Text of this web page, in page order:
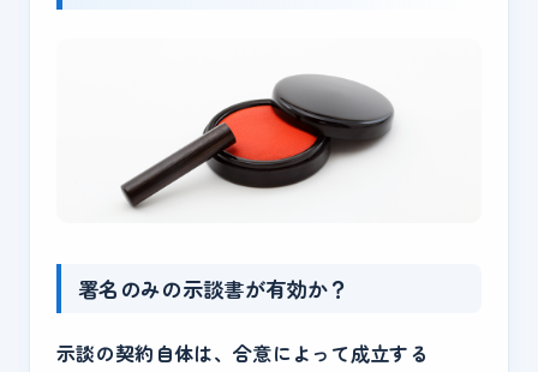
署名のみの示談書が有効か？
示談の契約自体は、合意によって成立する